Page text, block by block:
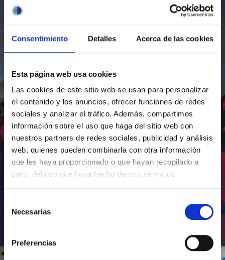
Consentimiento Detalles Acerca de las cookies
Esta página web usa cookies
Las cookies de este sitio web se usan para personalizar
el contenido y los anuncios, ofrecer funciones de redes
sociales y analizar el tráfico. Además, compartimos
información sobre el uso que haga del sitio web con
nuestros partners de redes sociales, publicidad y análisis
web, quienes pueden combinarla con otra información
que les haya proporcionado o que hayan recopilado a
partir del uso que haya hecho de sus servicios.
Necesarias
Preferencias